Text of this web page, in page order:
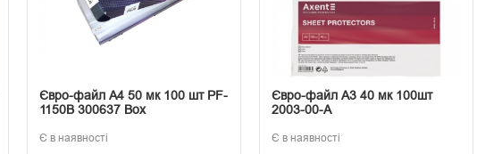
Євро-файл А4 50 мк 100 шт PF-
1150B 300637 Box
Є в наявності
Євро-файл А3 40 мк 100шт
2003-00-А
Є в наявності